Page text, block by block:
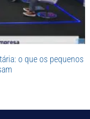
o que os pequenos